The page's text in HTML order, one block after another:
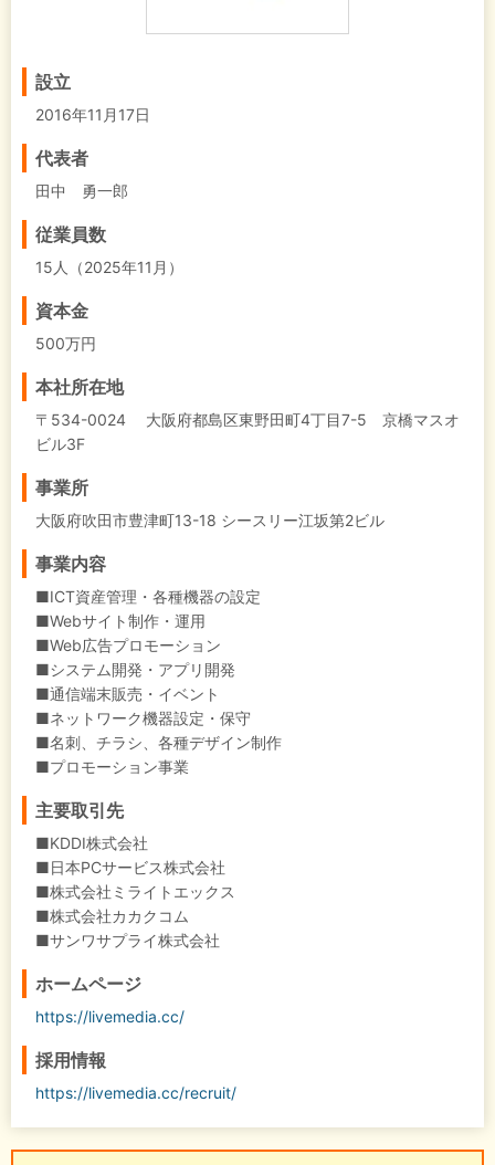
設立
2016年11月17日
代表者
田中 勇一郎
従業員数
15人（2025年11月）
資本金
500万円
本社所在地
〒534-0024 大阪府都島区東野田町4丁目7-5 京橋マスオ
ビル3F
事業所
大阪府吹田市豊津町13-18 シースリー江坂第2ビル
事業内容
■ICT資産管理・各種機器の設定
■Webサイト制作・運用
■Web広告プロモーション
■システム開発・アプリ開発
■通信端末販売・イベント
■ネットワーク機器設定・保守
■名刺、チラシ、各種デザイン制作
■プロモーション事業
主要取引先
■KDDI株式会社
■日本PCサービス株式会社
■株式会社ミライトエックス
■株式会社カカクコム
■サンワサプライ株式会社
ホームページ
https://livemedia.cc/
採用情報
https://livemedia.cc/recruit/